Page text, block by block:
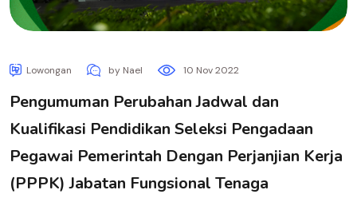
Lowongan by Nael 10 Nov 2022
Pengumuman Perubahan Jadwal dan
Kualifikasi Pendidikan Seleksi Pengadaan
Pegawai Pemerintah Dengan Perjanjian Kerja
(PPPK) Jabatan Fungsional Tenaga